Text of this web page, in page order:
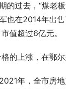
的过去，“煤老
也在2014年出
值超过6亿元。
的上涨，在鄂
年，全市房